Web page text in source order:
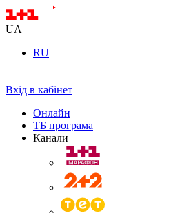
UA
RU
Вхід в кабінет
Онлайн
ТБ програма
Канали